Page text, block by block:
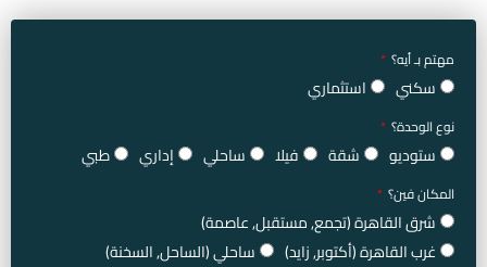
مهتم بـ أيه؟
سكني استثماري
نوع الوحدة؟
ستوديو شقة فيلا ساحلي إداري طبي
المكان فين؟
شرق القاهرة (تجمع, مستقبل, عاصمة)
غرب القاهرة (أكتوبر, زايد)
ساحلي (الساحل, السخنة)